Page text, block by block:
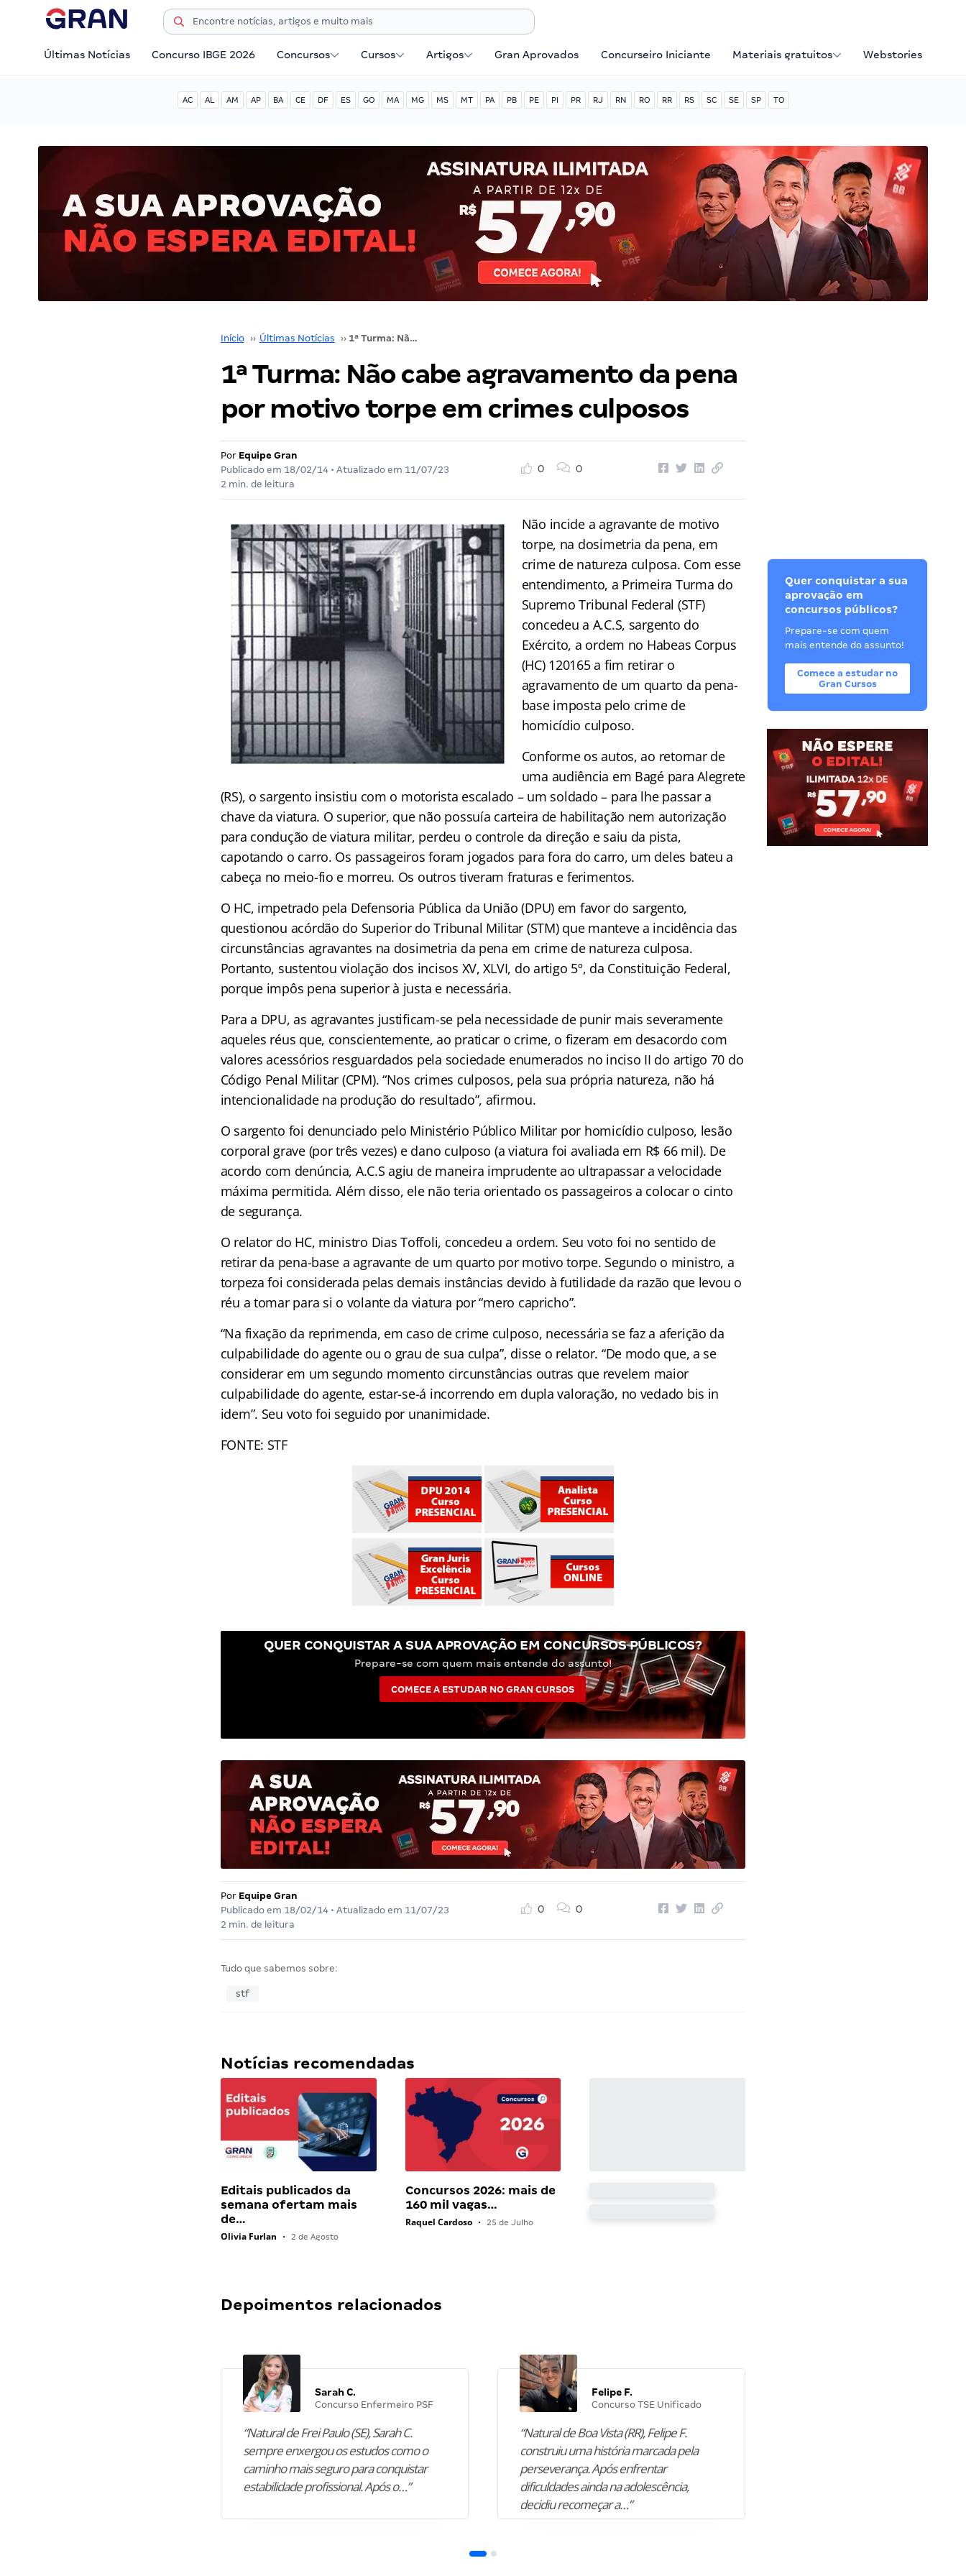
Últimas Notícias Concurso IBGE 2026 Concursos Cursos Artigos Gran Aprovados Concurseiro Iniciante Materiais gratuitos Webstories
AC AL AM AP BA CE DF ES GO MA MG MS MT PA PB PE PI PR RJ RN RO RR RS SC SE SP TO
Início ›› Últimas Notícias ›› 1ª Turma: Não cabe agravamento da pena por motivo torpe em crimes culposos
1ª Turma: Não cabe agravamento da pena
por motivo torpe em crimes culposos
Por Equipe Gran
Publicado em 18/02/14• Atualizado em 11/07/23
2 min. de leitura
0 0
Não incide a agravante de motivo
torpe, na dosimetria da pena, em
crime de natureza culposa. Com esse
entendimento, a Primeira Turma do
Supremo Tribunal Federal (STF)
concedeu a A.C.S, sargento do
Exército, a ordem no Habeas Corpus
(HC) 120165 a fim retirar o
agravamento de um quarto da pena-
base imposta pelo crime de
homicídio culposo.
Conforme os autos, ao retornar de
uma audiência em Bagé para Alegrete
(RS), o sargento insistiu com o motorista escalado – um soldado – para lhe passar a
chave da viatura. O superior, que não possuía carteira de habilitação nem autorização
para condução de viatura militar, perdeu o controle da direção e saiu da pista,
capotando o carro. Os passageiros foram jogados para fora do carro, um deles bateu a
cabeça no meio-fio e morreu. Os outros tiveram fraturas e ferimentos.
O HC, impetrado pela Defensoria Pública da União (DPU) em favor do sargento,
questionou acórdão do Superior do Tribunal Militar (STM) que manteve a incidência das
circunstâncias agravantes na dosimetria da pena em crime de natureza culposa.
Portanto, sustentou violação dos incisos XV, XLVI, do artigo 5º, da Constituição Federal,
porque impôs pena superior à justa e necessária.
Para a DPU, as agravantes justificam-se pela necessidade de punir mais severamente
aqueles réus que, conscientemente, ao praticar o crime, o fizeram em desacordo com
valores acessórios resguardados pela sociedade enumerados no inciso II do artigo 70 do
Código Penal Militar (CPM). “Nos crimes culposos, pela sua própria natureza, não há
intencionalidade na produção do resultado”, afirmou.
O sargento foi denunciado pelo Ministério Público Militar por homicídio culposo, lesão
corporal grave (por três vezes) e dano culposo (a viatura foi avaliada em R$ 66 mil). De
acordo com denúncia, A.C.S agiu de maneira imprudente ao ultrapassar a velocidade
máxima permitida. Além disso, ele não teria orientado os passageiros a colocar o cinto
de segurança.
O relator do HC, ministro Dias Toffoli, concedeu a ordem. Seu voto foi no sentido de
retirar da pena-base a agravante de um quarto por motivo torpe. Segundo o ministro, a
torpeza foi considerada pelas demais instâncias devido à futilidade da razão que levou o
réu a tomar para si o volante da viatura por “mero capricho”.
“Na fixação da reprimenda, em caso de crime culposo, necessária se faz a aferição da
culpabilidade do agente ou o grau de sua culpa”, disse o relator. “De modo que, a se
considerar em um segundo momento circunstâncias outras que revelem maior
culpabilidade do agente, estar-se-á incorrendo em dupla valoração, no vedado bis in
idem”. Seu voto foi seguido por unanimidade.
FONTE: STF
QUER CONQUISTAR A SUA APROVAÇÃO EM CONCURSOS PÚBLICOS?
Prepare-se com quem mais entende do assunto!
COMECE A ESTUDAR NO GRAN CURSOS
Por Equipe Gran
Publicado em 18/02/14• Atualizado em 11/07/23
2 min. de leitura
0 0
Tudo que sabemos sobre:
stf
Notícias recomendadas
Editais publicados da
semana ofertam mais
de…
Olivia Furlan • 2 de Agosto
Concursos 2026: mais de
160 mil vagas…
Raquel Cardoso • 25 de Julho
Depoimentos relacionados
Sarah C.
Concurso Enfermeiro PSF
“Natural de Frei Paulo (SE), Sarah C.
sempre enxergou os estudos como o
caminho mais seguro para conquistar
estabilidade profissional. Após o…”
Felipe F.
Concurso TSE Unificado
“Natural de Boa Vista (RR), Felipe F.
construiu uma história marcada pela
perseverança. Após enfrentar
dificuldades ainda na adolescência,
decidiu recomeçar a…”
Quer conquistar a sua
aprovação em
concursos públicos?
Prepare-se com quem
mais entende do assunto!
Comece a estudar no
Gran Cursos